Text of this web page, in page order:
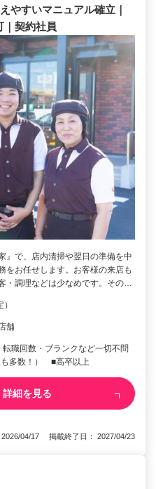
やすいマニュアル確立｜
｜契約社員
』で、店内清掃や翌日の準備を中
をお任せします。お客様の来店も
・調理などは少なめです。その…
舗
職回数・ブランクなど一切不問
も多数！） ■高卒以上
詳細を見る
2026/04/17 掲載終了日： 2027/04/23